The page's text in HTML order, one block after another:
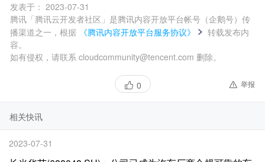
发表于： 2023-07-31
腾讯「腾讯云开发者社区」是腾讯内容开放平台帐号（企鹅号）传
播渠道之一，根据
《腾讯内容开放平台服务协议》
转载发布内
容。
如有侵权，请联系 cloudcommunity@tencent.com 删除。
0 举报
相关快讯
2023-07-31